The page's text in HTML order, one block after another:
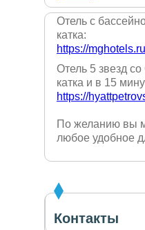
Отель с
катка:
https://
Отель 5 звезд
катка и в 15
https://
По желанию вы
любое удобное
Контакты